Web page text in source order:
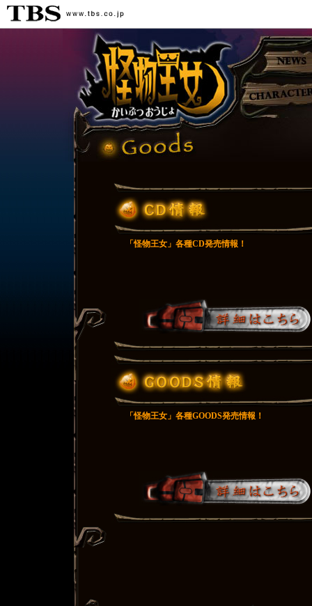
「怪物王女」各種CD発売情報！
「怪物王女」各種GOODS発売情報！